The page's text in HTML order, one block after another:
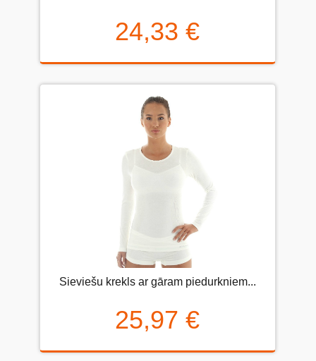
24,33 €
Sieviešu krekls ar gāram piedurkniem...
25,97 €